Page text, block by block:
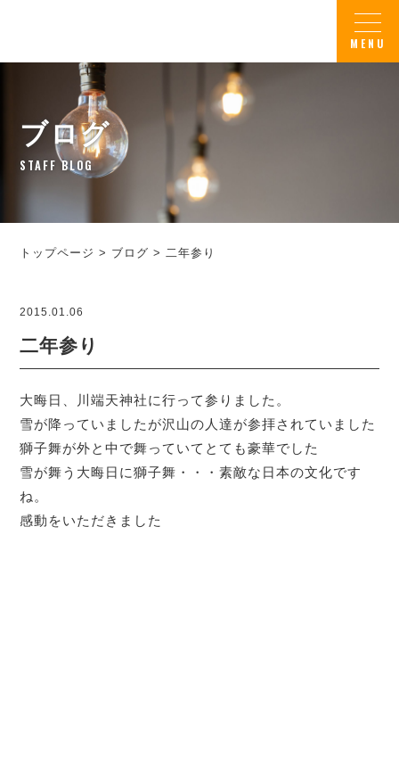
ブログ
STAFF BLOG
トップページ > ブログ >二年参り
2015.01.06
二年参り
大晦日、川端天神社に行って参りました。
雪が降っていましたが沢山の人達が参拝されていました
獅子舞が外と中で舞っていてとても豪華でした
雪が舞う大晦日に獅子舞・・・素敵な日本の文化です
ね。
感動をいただきました